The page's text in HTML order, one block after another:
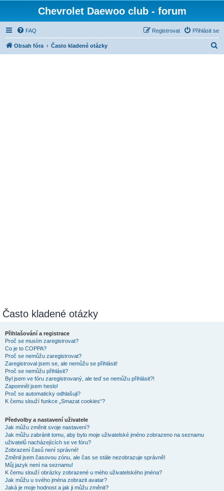
Chevrolet Daewoo club - forum
FAQ Přihlásit se
Registrovat
Obsah fóra Často kladené otázky
Často kladené otázky
Přihlašování a registrace
Proč se musím zaregistrovat?
Co je to COPPA?
Proč se nemůžu zaregistrovat?
Zaregistroval jsem se, ale nemůžu se přihlásit!
Proč se nemůžu přihlásit?
Byl jsem ve fóru zaregistrovaný, ale teď se nemůžu přihlásit?!
Zapomněl jsem heslo!
Proč se automaticky odhlašuji?
K čemu slouží funkce „Smazat cookies“?
Předvolby a nastavení uživatele
Jak můžu změnit svoje nastavení?
Jak můžu zabránit tomu, aby bylo moje uživatelské jméno zobrazeno na seznamu
uživatelů nacházejících se ve fóru?
Zobrazení časů není správné!
Změnil jsem časovou zónu, ale čas se stále nezobrazuje správně!
Můj jazyk není na seznamu!
K čemu slouží obrázky zobrazené u mého uživatelského jména?
Jak můžu u svého jména zobrazit avatar?
Jaká je moje hodnost a jak ji můžu změnit?